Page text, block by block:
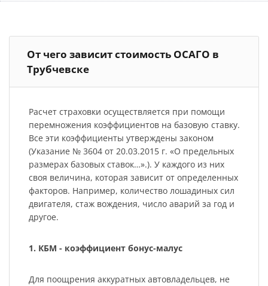
От чего зависит стоимость ОСАГО в
Трубчевске
Расчет страховки осуществляется при помощи
перемножения коэффициентов на базовую ставку.
Все эти коэффициенты утверждены законом
(Указание № 3604 от 20.03.2015 г. «О предельных
размерах базовых ставок…».). У каждого из них
своя величина, которая зависит от определенных
факторов. Например, количество лошадиных сил
двигателя, стаж вождения, число аварий за год и
другое.
1. КБМ - коэффициент бонус-малус
Для поощрения аккуратных автовладельцев, не